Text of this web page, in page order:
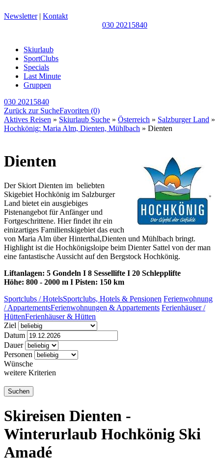
Newsletter| Kontakt
030 20215840
Skiurlaub
SportClubs
Specials
Last Minute
Gruppen
030 20215840
Zurück zur SucheFavoriten (0)
Aktives Reisen » Skiurlaub Suche » Österreich » Salzburger Land »
Hochkönig: Maria Alm, Dienten, Mühlbach » Dienten
Dienten
Der Skiort Dienten im beliebten
Skigebiet Hochkönig im Salzburger
Land bietet ein ausgiebiges
Pistenangebot für Anfänger und
Fortgeschrittene. Hier findet ihr ein
einizartiges Familienskigebiet das euch
von Maria Alm über Hinterthal,Dienten und Mühlbach bringt.
Highlight ist die Hochkönigsloipe beim Dienter Sattel von der man
eine fantastische Aussicht auf den Bergstock Hochkönig.
Liftanlagen: 5 Gondeln I 8 Sessellifte I 20 Schlepplifte
Höhe: 800 - 2000 m I Pisten: 150 km
Sportclubs / HotelsSportclubs, Hotels & Pensionen Ferienwohnung
/ AppartementsFerienwohnungen & Appartements Ferienhäuser /
HüttenFerienhäuser & Hütten
Ziel
Datum
Dauer
Personen
Wünsche
weitere Kriterien
Skireisen Dienten -
Winterurlaub Hochkönig Ski
Amadé